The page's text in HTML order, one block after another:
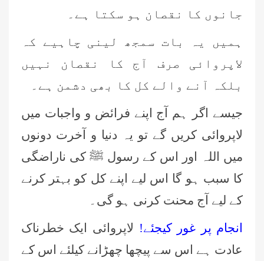
جانوں کا نقصان ہو سکتا ہے۔
ہمیں یہ بات سمجھ لینی چاہیے کہ
لاپروائی صرف آج کا نقصان نہیں
بلکہ آنے والے کل کا بھی دشمن ہے۔
جیسے اگر ہم آج اپنے فرائض و واجبات میں
لاپروائی کریں گے تو یہ دنیا و آخرت دونوں
میں اللہ اور اس کے رسول ﷺ کی ناراضگی
کا سبب ہو گا اس لیے اپنے کل کو بہتر کرنے
کے لیے آج محنت کرنی ہو گی۔
انجام پر غور کیجئے! لاپروائی ایک خطرناک
عادت ہے اس سے پیچھا چھڑانے کیلئے اس کے